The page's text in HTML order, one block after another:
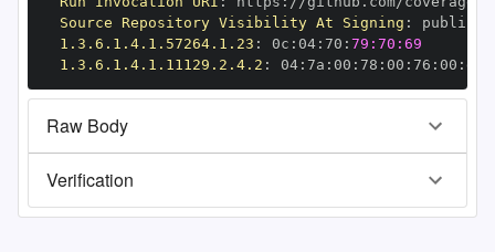
Source Repository Visibility At Signing :
1.3.6.1.4.1.57264.1.23 : 0c : 04: 70 : 79:70:69
1.3.6.1.4.1.11129.2.4.2 : 04: 7a : 00 : 78 : 00 : 76 : 00 : dd
Raw Body
Verification